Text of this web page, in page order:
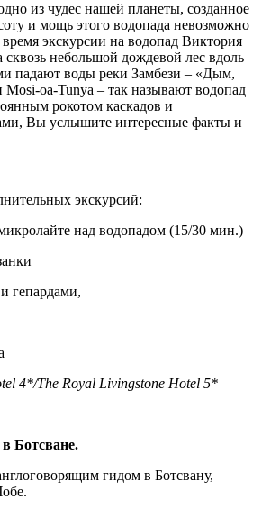
из чудес нашей планеты, созданное
и мощь этого водопада невозможно
экскурсии на водопад Виктория
сквозь небольшой дождевой лес вдоль
падают воды реки Замбези – «Дым,
oa-Tunya – так называют водопад
рокотом каскадов и
Вы услышите интересные факты и
экскурсий:
над водопадом (15/30 мин.)
гепардами,
4*/The Royal Livingstone Hotel 5*
гидом в Ботсвану,